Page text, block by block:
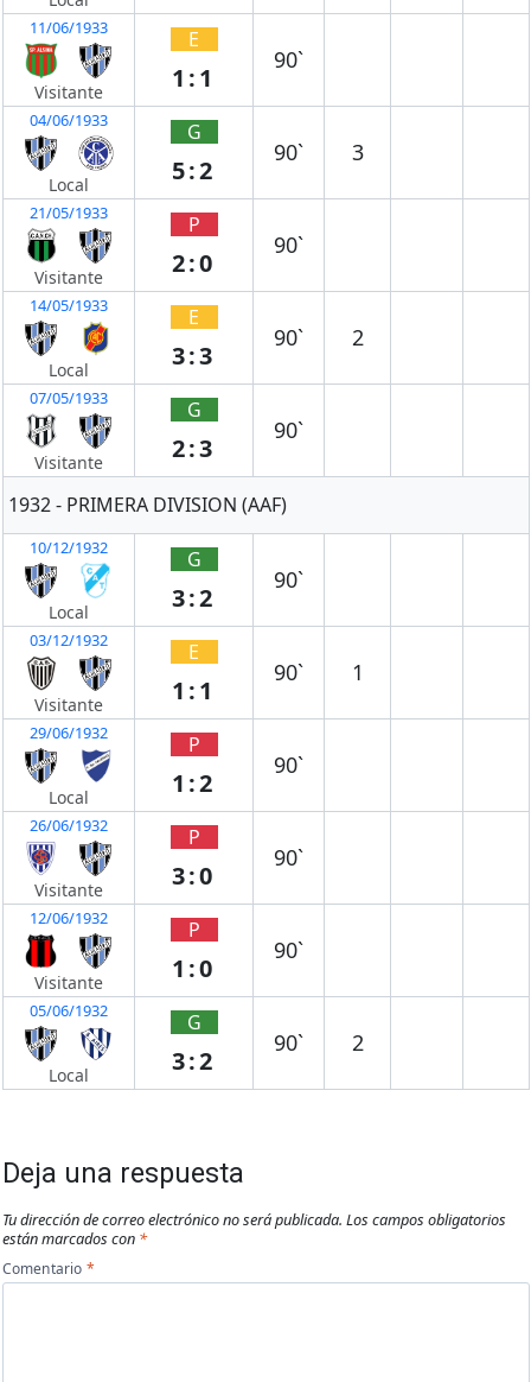
11/06/1933
Visitante
E
1:1
90`
04/06/1933
Local
G
5:2
90` 3
21/05/1933
Visitante
P
2:0
90`
14/05/1933
Local
E
3:3
90` 2
07/05/1933
Visitante
G
2:3
90`
1932 - PRIMERA DIVISION (AAF)
10/12/1932
Local
G
3:2
90`
03/12/1932
Visitante
E
1:1
90` 1
29/06/1932
Local
P
1:2
90`
26/06/1932
Visitante
P
3:0
90`
12/06/1932
Visitante
P
1:0
90`
05/06/1932
Local
G
3:2
90` 2
Deja una respuesta
Tu dirección de correo electrónico no será publicada. Los campos obligatorios
están marcados con *
Comentario *